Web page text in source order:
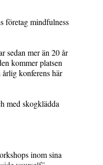
företag mindfulness
sedan mer än 20 år
kommer platsen
konferens här
med skogklädda
inom sina